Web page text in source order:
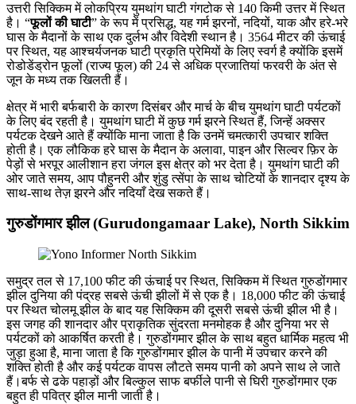
उत्तरी सिक्किम में लोकप्रिय युमथांग घाटी गंगटोक से 140 किमी उत्तर में स्थित
है। “फूलों की घाटी” के रूप में प्रसिद्ध, यह गर्म झरनों, नदियों, याक और हरे-भरे
घास के मैदानों के साथ एक दुर्लभ और विदेशी स्थान है। 3564 मीटर की ऊंचाई
पर स्थित, यह आश्चर्यजनक घाटी प्रकृति प्रेमियों के लिए स्वर्ग है क्योंकि इसमें
रोडोडेंड्रोन फूलों (राज्य फूल) की 24 से अधिक प्रजातियां फरवरी के अंत से
जून के मध्य तक खिलती हैं।
क्षेत्र में भारी बर्फबारी के कारण दिसंबर और मार्च के बीच युमथांग घाटी पर्यटकों
के लिए बंद रहती है। युमथांग घाटी में कुछ गर्म झरने स्थित हैं, जिन्हें अक्सर
पर्यटक देखने आते हैं क्योंकि माना जाता है कि उनमें चमत्कारी उपचार शक्ति
होती है। एक लौकिक हरे घास के मैदान के अलावा, पाइन और सिल्वर फ़िर के
पेड़ों से भरपूर आलीशान हरा जंगल इस क्षेत्र को भर देता है। युमथांग घाटी की
ओर जाते समय, आप पौहुनरी और शुंडु त्सेंपा के साथ चोटियों के शानदार दृश्य के
साथ-साथ तेज़ झरने और नदियाँ देख सकते हैं।
गुरुडोंगमार झील (Gurudongamaar Lake), North Sikkim
समुद्र तल से 17,100 फीट की ऊंचाई पर स्थित, सिक्किम में स्थित गुरुडोंगमार
झील दुनिया की पंद्रह सबसे ऊंची झीलों में से एक है। 18,000 फीट की ऊंचाई
पर स्थित चोलमू झील के बाद यह सिक्किम की दूसरी सबसे ऊंची झील भी है।
इस जगह की शानदार और प्राकृतिक सुंदरता मनमोहक है और दुनिया भर से
पर्यटकों को आकर्षित करती है। गुरुडोंगमार झील के साथ बहुत धार्मिक महत्व भी
जुड़ा हुआ है, माना जाता है कि गुरुडोंगमार झील के पानी में उपचार करने की
शक्ति होती है और कई पर्यटक वापस लौटते समय पानी को अपने साथ ले जाते
हैं।बर्फ से ढके पहाड़ों और बिल्कुल साफ बर्फीले पानी से घिरी गुरुडोंगमार एक
बहुत ही पवित्र झील मानी जाती है।